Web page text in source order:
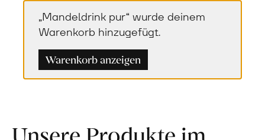
„Mandeldrink pur“ wurde deinem
Warenkorb hinzugefügt.
Warenkorb anzeigen
Unsere Produkte im